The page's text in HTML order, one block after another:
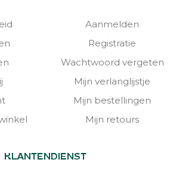
Aanmelden
Registratie
Wachtwoord vergeten
Mijn verlanglijstje
Mijn bestellingen
Mijn retours
KLANTENDIENST